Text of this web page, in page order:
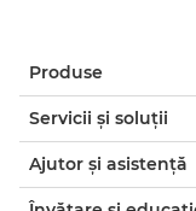
Produse
Servicii şi soluţii
Ajutor şi asistenţă